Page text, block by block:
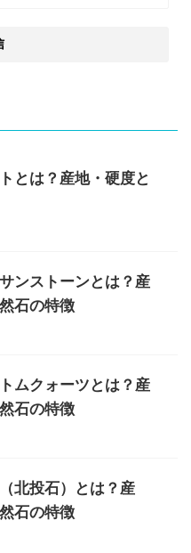
とは？産地・硬度と
ンストーンとは？産
石の特徴
ムクォーツとは？産
石の特徴
北投石）とは？産
石の特徴